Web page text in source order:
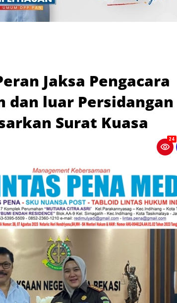
Jaksa Pengacara
dan luar Persidangan
Surat Kuasa
24